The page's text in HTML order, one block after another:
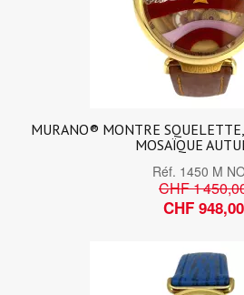
MURANO® MONTRE
MOSAÏQUE
Réf. 1450 M
CHF 1
CHF 948,00